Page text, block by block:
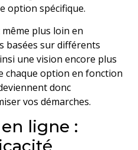
option spécifique.
plus loin en
basées sur différents
une vision encore plus
chaque option en fonction
donc
vos démarches.
ligne :